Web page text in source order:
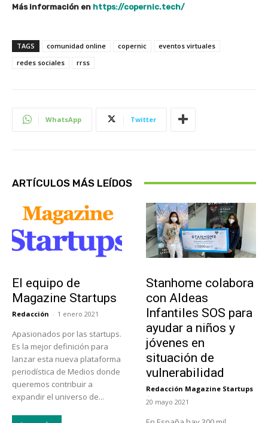
Más información en https://copernic.tech/
TAGS comunidad online copernic
eventos virtuales
redes sociales
rrss
WhatsApp Twitter
ARTÍCULOS MÁS LEÍDOS
El equipo de
Magazine Startups
Redacción - 1 enero 2021
Apasionados por las startups.
Es la mejor definición para
lanzar esta nueva plataforma
periodística de Medios donde
queremos contribuir a
expandir el universo de...
Stanhome colabora
con Aldeas
Infantiles SOS para
ayudar a niños y
jóvenes en
situación de
vulnerabilidad
Redacción Magazine Startups
-
20 mayo 2021